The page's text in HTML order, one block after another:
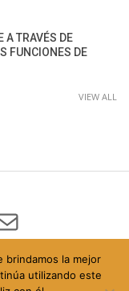
A TRAVÉS DE
FUNCIONES DE
VIEW ALL
brindamos la mejor
utilizando este